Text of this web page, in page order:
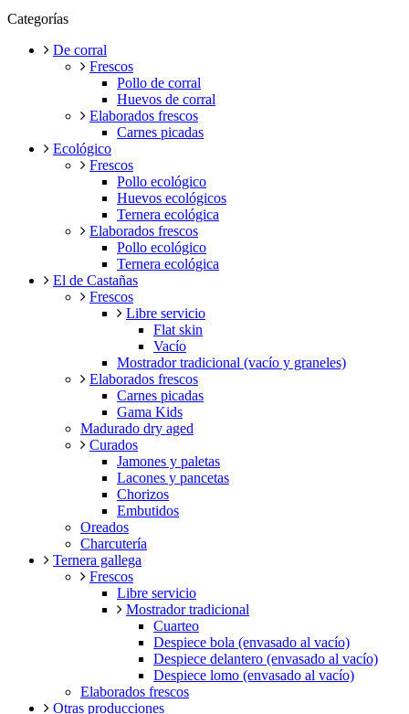
Categorías
De corral
Frescos
Pollo de corral
Huevos de corral
Elaborados frescos
Carnes picadas
Ecológico
Frescos
Pollo ecológico
Huevos ecológicos
Ternera ecológica
Elaborados frescos
Pollo ecológico
Ternera ecológica
El de Castañas
Frescos
Libre servicio
Flat skin
Vacío
Mostrador tradicional (vacío y graneles)
Elaborados frescos
Carnes picadas
Gama Kids
Madurado dry aged
Curados
Jamones y paletas
Lacones y pancetas
Chorizos
Embutidos
Oreados
Charcutería
Ternera gallega
Frescos
Libre servicio
Mostrador tradicional
Cuarteo
Despiece bola (envasado al vacío)
Despiece delantero (envasado al vacío)
Despiece lomo (envasado al vacío)
Elaborados frescos
Otras producciones